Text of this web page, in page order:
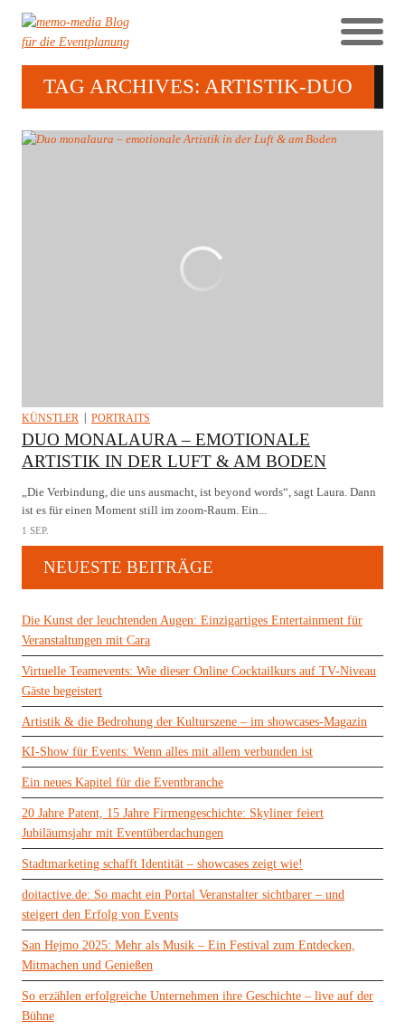
TAG ARCHIVES: ARTISTIK-DUO
KÜNSTLER PORTRAITS
DUO MONALAURA – EMOTIONALE
ARTISTIK IN DER LUFT & AM BODEN
„Die Verbindung, die uns ausmacht, ist beyond words“, sagt Laura. Dann
ist es für einen Moment still im zoom-Raum. Ein...
1 SEP.
NEUESTE BEITRÄGE
Die Kunst der leuchtenden Augen: Einzigartiges Entertainment für
Veranstaltungen mit Cara
Virtuelle Teamevents: Wie dieser Online Cocktailkurs auf TV-Niveau
Gäste begeistert
Artistik & die Bedrohung der Kulturszene – im showcases-Magazin
KI-Show für Events: Wenn alles mit allem verbunden ist
Ein neues Kapitel für die Eventbranche
20 Jahre Patent, 15 Jahre Firmengeschichte: Skyliner feiert
Jubiläumsjahr mit Eventüberdachungen
Stadtmarketing schafft Identität – showcases zeigt wie!
doitactive.de: So macht ein Portal Veranstalter sichtbarer – und
steigert den Erfolg von Events
San Hejmo 2025: Mehr als Musik – Ein Festival zum Entdecken,
Mitmachen und Genießen
So erzählen erfolgreiche Unternehmen ihre Geschichte – live auf der
Bühne